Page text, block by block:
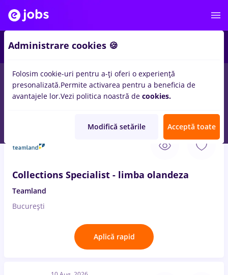
Salarii Remote (de acasă) București Cluj-
Collections Specialist - limba olandeza
Teamland
București
Aplică rapid
Administrare cookies 🍪
Folosim cookie-uri pentru a-ți oferi o experiență
presonalizată.Permite activarea pentru a beneficia de
avantajele lor.Vezi politica noastră de cookies.
Modifică setările Acceptă toate